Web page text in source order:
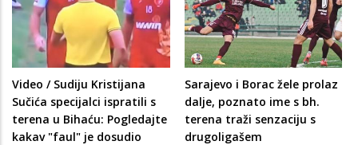
Video / Sudiju Kristijana
Sučića specijalci ispratili s
terena u Bihaću: Pogledajte
kakav "faul" je dosudio
Sarajevo i Borac žele prolaz
dalje, poznato ime s bh.
terena traži senzaciju s
drugoligašem